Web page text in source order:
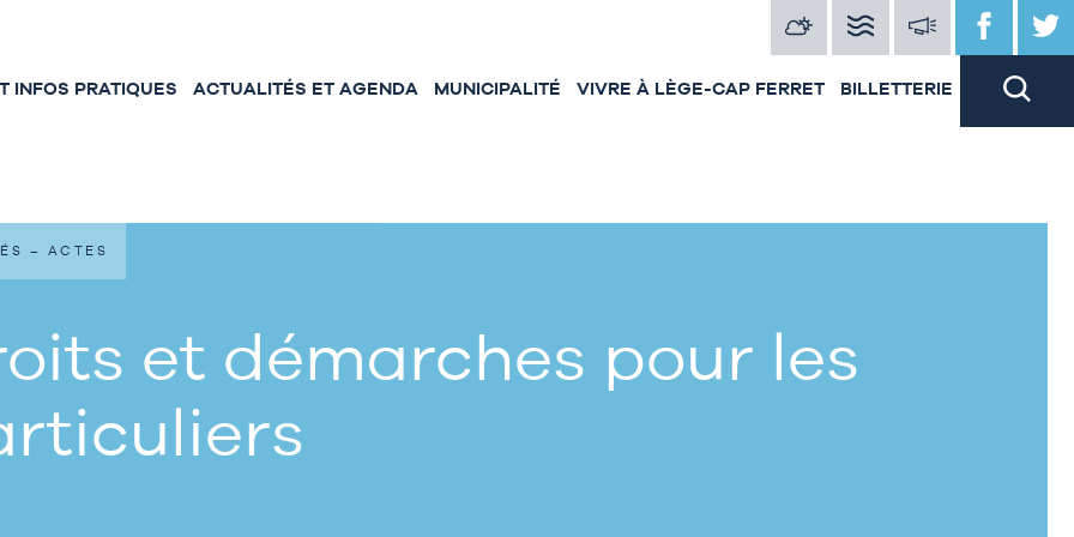
INFOS PRATIQUES ACTUALITÉS ET AGENDA MUNICIPALITÉ VIVRE À LÈGE-CAP FERRET BILLETTERIE
et démarches pour les
– ACTES